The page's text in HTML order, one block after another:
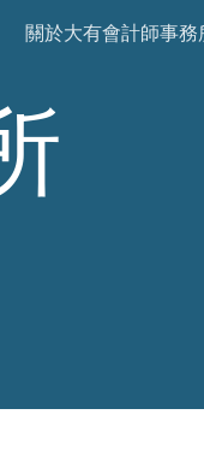
關於大有會計師事務